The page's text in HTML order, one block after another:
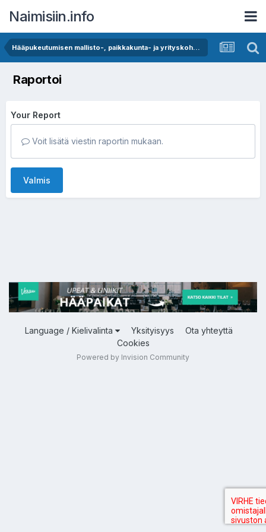
Naimisiin.info
Hääpukeutumisen mallisto-, paikkakunta- ja yrityskohtaiset ketjut
Raportoi
Your Report
Voit lisätä viestin raportin mukaan.
Valmis
Language / Kielivalinta Yksityisyys
Ota yhteyttä
Cookies
Powered by Invision Community